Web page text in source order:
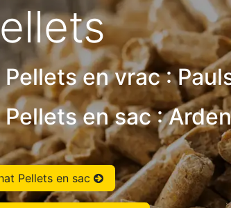
Pellets en vrac :
en sac :
Pellets en sac